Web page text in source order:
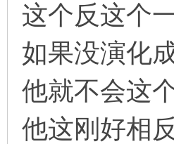
这个反这个
如果没演化
他就不会这
他这刚好相